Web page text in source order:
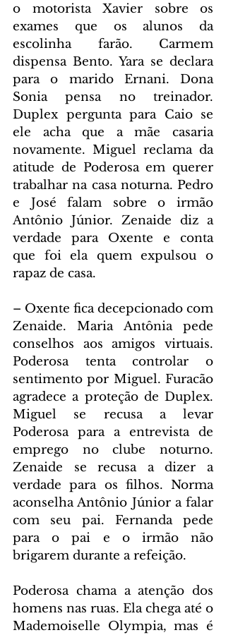
o motorista Xavier sobre os
exames que os alunos da
escolinha farão. Carmem
dispensa Bento. Yara se declara
para o marido Ernani. Dona
Sonia pensa no treinador.
Duplex pergunta para Caio se
ele acha que a mãe casaria
novamente. Miguel reclama da
atitude de Poderosa em querer
trabalhar na casa noturna. Pedro
e José falam sobre o irmão
Antônio Júnior. Zenaide diz a
verdade para Oxente e conta
que foi ela quem expulsou o
rapaz de casa.
– Oxente fica decepcionado com
Zenaide. Maria Antônia pede
conselhos aos amigos virtuais.
Poderosa tenta controlar o
sentimento por Miguel. Furacão
agradece a proteção de Duplex.
Miguel se recusa a levar
Poderosa para a entrevista de
emprego no clube noturno.
Zenaide se recusa a dizer a
verdade para os filhos. Norma
aconselha Antônio Júnior a falar
com seu pai. Fernanda pede
para o pai e o irmão não
brigarem durante a refeição.
Poderosa chama a atenção dos
homens nas ruas. Ela chega até o
Mademoiselle Olympia, mas é